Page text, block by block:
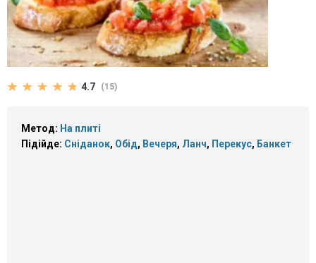
4.7 (15)
Метод: На плиті
Підійде: Сніданок, Обід, Вечеря, Ланч, Перекус, Банкет